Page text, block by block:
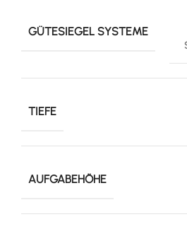
GÜTESIEGEL SYSTEME
TIEFE
AUFGABEHÖHE